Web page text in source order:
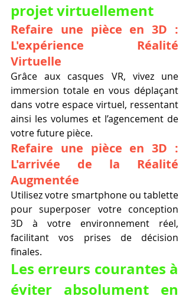
projet virtuellement
Refaire une pièce en 3D :
L'expérience Réalité
Virtuelle
Grâce aux casques VR, vivez une
immersion totale en vous déplaçant
dans votre espace virtuel, ressentant
ainsi les volumes et l’agencement de
votre future pièce.
Refaire une pièce en 3D :
L'arrivée de la Réalité
Augmentée
Utilisez votre smartphone ou tablette
pour superposer votre conception
3D à votre environnement réel,
facilitant vos prises de décision
finales.
Les erreurs courantes à
éviter absolument en